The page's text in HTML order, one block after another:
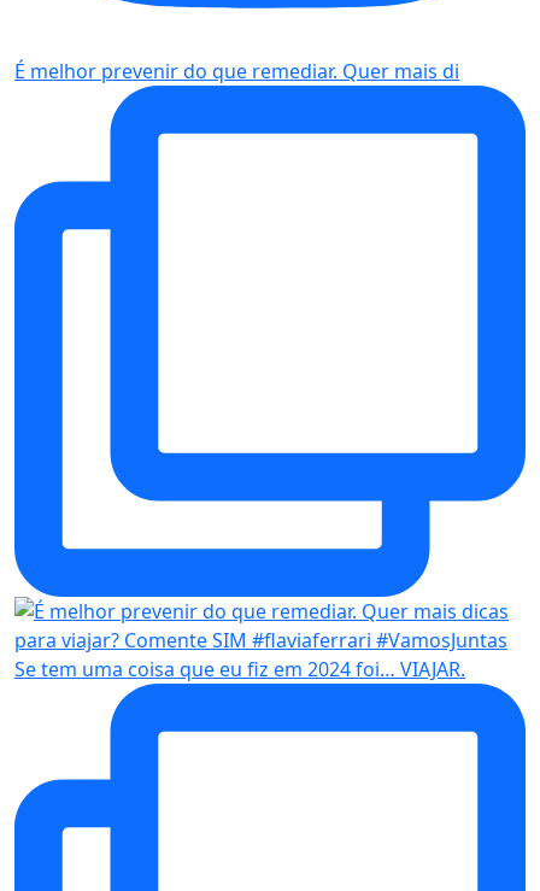
É melhor prevenir do que remediar. Quer mais di
Se tem uma coisa que eu fiz em 2024 foi… VIAJAR.